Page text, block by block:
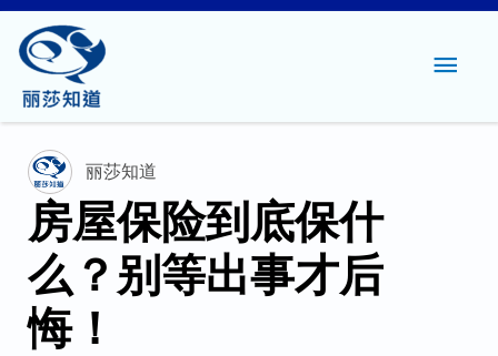
主
菜
丽莎知道
房屋保险到底保什
么？别等出事才后
悔！